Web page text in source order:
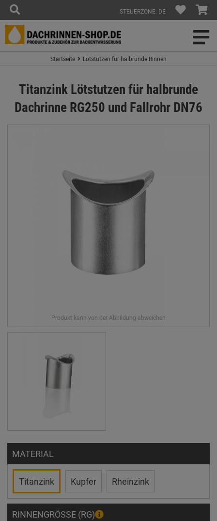
STEUERZONE: DE
Startseite Lötstutzen für halbrunde Rinnen
Titanzink Lötstutzen für halbrunde
Dachrinne RG250 und Fallrohr DN76
MATERIAL
Titanzink Kupfer Rheinzink
RINNENGRÖSSE (RG)